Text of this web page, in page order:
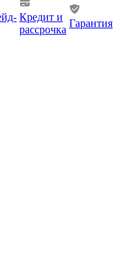
Кредит и
рассрочка
Гарантия